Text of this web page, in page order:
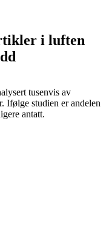
i luften
tusenvis av
Ifølge studien er andelen
antatt.